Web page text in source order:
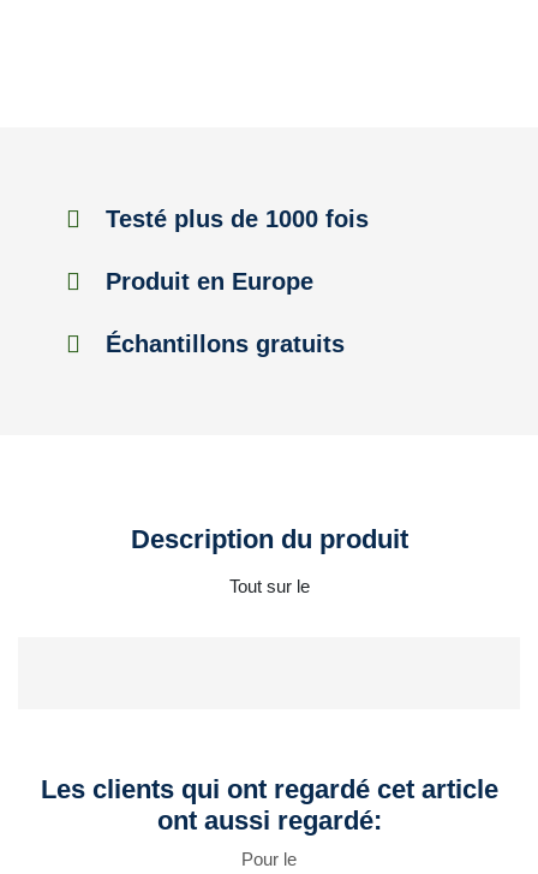
Testé plus de 1000 fois
Produit en Europe
Échantillons gratuits
Description du produit
Tout sur le
Les clients qui ont regardé cet article
ont aussi regardé:
Pour le